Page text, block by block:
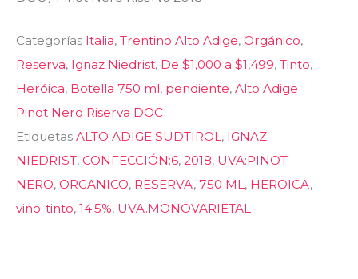
Categorías Italia, Trentino Alto Adige, Orgánico,
Reserva, Ignaz Niedrist, De $1,000 a $1,499, Tinto,
Heróica, Botella 750 ml, pendiente, Alto Adige
Pinot Nero Riserva DOC
Etiquetas ALTO ADIGE SUDTIROL, IGNAZ
NIEDRIST, CONFECCIÓN:6, 2018, UVA:PINOT
NERO, ORGANICO, RESERVA, 750 ML, HEROICA,
vino-tinto, 14.5%, UVA.MONOVARIETAL